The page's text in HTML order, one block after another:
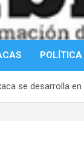
POLÍTICA
se desarrolla